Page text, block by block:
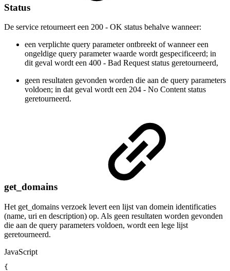
Status
De service retourneert een 200 - OK status behalve wanneer:
een verplichte query parameter ontbreekt of wanneer een
ongeldige query parameter waarde wordt gespecificeerd; in
dit geval wordt een 400 - Bad Request status geretourneerd,
geen resultaten gevonden worden die aan de query parameters
voldoen; in dat geval wordt een 204 - No Content status
geretourneerd.
get_domains
Het get_domains verzoek levert een lijst van domein identificaties
(name, uri en description) op. Als geen resultaten worden gevonden
die aan de query parameters voldoen, wordt een lege lijst
geretourneerd.
JavaScript
{